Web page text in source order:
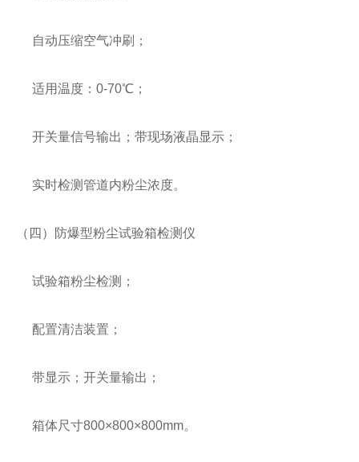
自动压缩空气冲刷；
适用温度：0-70℃；
开关量信号输出；带现场液晶显示；
实时检测管道内粉尘浓度。
（四）防爆型粉尘试验箱检测仪
试验箱粉尘检测；
配置清洁装置；
带显示；开关量输出；
箱体尺寸800×800×800mm。